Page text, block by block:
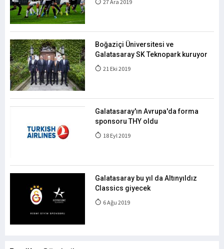
27 Ara 2019
Boğaziçi Üniversitesi ve
Galatasaray SK Teknopark kuruyor
21 Eki 2019
Galatasaray'ın Avrupa'da forma
sponsoru THY oldu
18 Eyl 2019
Galatasaray bu yıl da Altınyıldız
Classics giyecek
6 Ağu 2019